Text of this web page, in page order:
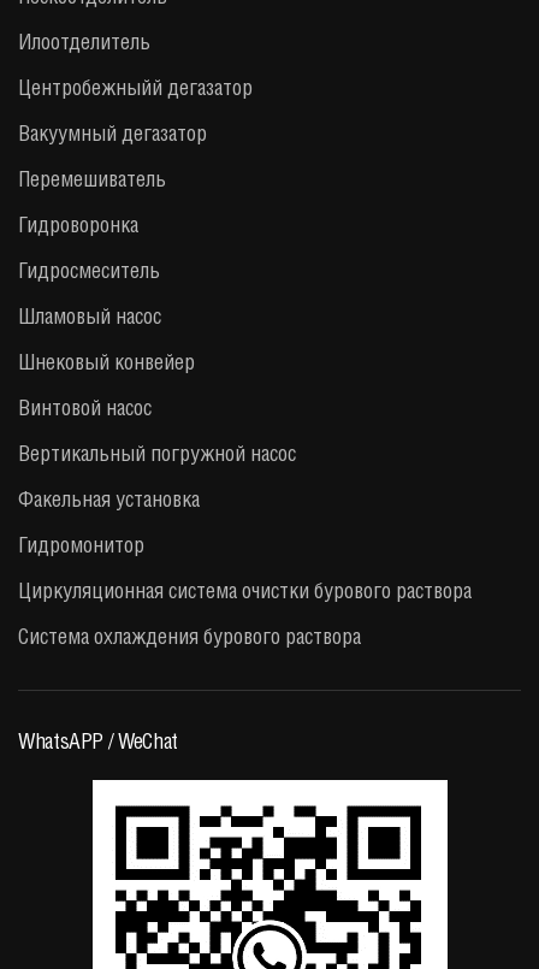
Илоотделитель
Центробежныйй дегазатор
Вакуумный дегазатор
Перемешиватель
Гидроворонка
Гидросмеситель
Шламовый насос
Шнековый конвейер
Винтовой насос
Вертикальный погружной насос
Факельная установка
Гидромонитор
Циркуляционная система очистки бурового раствора
Система охлаждения бурового раствора
WhatsAPP / WeChat